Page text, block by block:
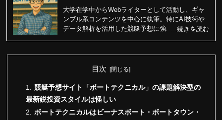
大学在学中からWebライターとして活動し、ギャ
ンブル系コンテンツを中心に執筆。特にAI技術や
データ解析を活用した競艇予想に強みを持つ競艇
価され、北村からオファーを受ける。Xアカウント
目次
競艇予想サイト「ボートテクニカル」の課題解決型の
最新鋭投資スタイルは怪しい
ボートテクニカルはビーナスボート・ボートタウン・